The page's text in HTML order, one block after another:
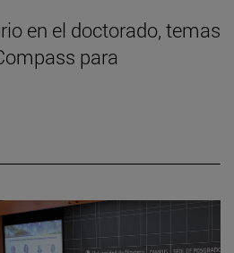
en el doctorado, temas
para